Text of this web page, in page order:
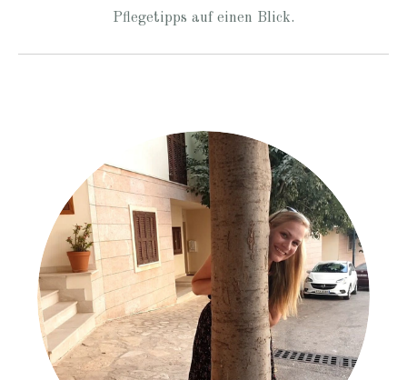
Pflegetipps auf einen Blick.